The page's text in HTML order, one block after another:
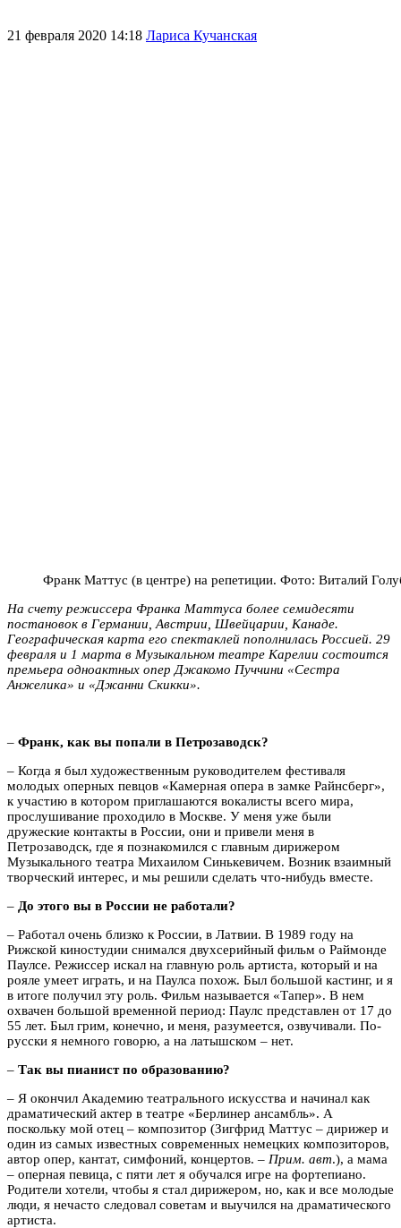
21 февраля 2020 14:18 Лариса Кучанская
Франк Маттус (в центре) на репетиции. Фото: Виталий
На счету режиссера Франка Маттуса более семидесяти
постановок в Германии, Австрии, Швейцарии, Канаде.
Географическая карта его спектаклей пополнилась Россией. 29
февраля и 1 марта в Музыкальном театре Карелии состоится
премьера одноактных опер Джакомо Пуччини «Сестра
Анжелика» и «Джанни Скикки».
– Франк, как вы попали в Петрозаводск?
– Когда я был художественным руководителем фестиваля
молодых оперных певцов «Камерная опера в замке Райнсберг»,
к участию в котором приглашаются вокалисты всего мира,
прослушивание проходило в Москве. У меня уже были
дружеские контакты в России, они и привели меня в
Петрозаводск, где я познакомился с главным дирижером
Музыкального театра Михаилом Синькевичем. Возник взаимный
творческий интерес, и мы решили сделать что-нибудь вместе.
– До этого вы в России не работали?
– Работал очень близко к России, в Латвии. В 1989 году на
Рижской киностудии снимался двухсерийный фильм о Раймонде
Паулсе. Режиссер искал на главную роль артиста, который и на
рояле умеет играть, и на Паулса похож. Был большой кастинг, и я
в итоге получил эту роль. Фильм называется «Тапер». В нем
охвачен большой временной период: Паулс представлен от 17 до
55 лет. Был грим, конечно, и меня, разумеется, озвучивали. По-
русски я немного говорю, а на латышском – нет.
– Так вы пианист по образованию?
– Я окончил Академию театрального искусства и начинал как
драматический актер в театре «Берлинер ансамбль». А
поскольку мой отец – композитор (Зигфрид Маттус – дирижер и
один из самых известных современных немецких композиторов,
автор опер, кантат, симфоний, концертов. – Прим. авт.), а мама
– оперная певица, с пяти лет я обучался игре на фортепиано.
Родители хотели, чтобы я стал дирижером, но, как и все молодые
люди, я нечасто следовал советам и выучился на драматического
артиста.